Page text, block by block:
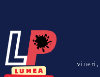
vineri,